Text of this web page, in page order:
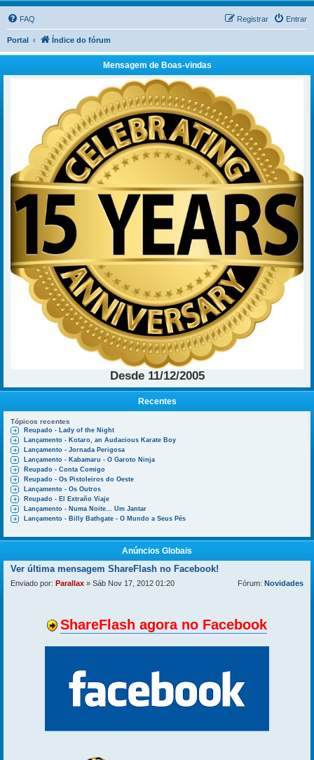
FAQ Entrar
Registrar
Portal Índice do fórum
Mensagem de Boas-vindas
Desde 11/12/2005
Recentes
Tópicos recentes
Reupado - Lady of the Night
Lançamento - Kotaro, an Audacious Karate Boy
Lançamento - Jornada Perigosa
Lançamento - Kabamaru - O Garoto Ninja
Reupado - Conta Comigo
Reupado - Os Pistoleiros do Oeste
Lançamento - Os Outros
Reupado - El Extraño Viaje
Lançamento - Numa Noite... Um Jantar
Lançamento - Billy Bathgate - O Mundo a Seus Pés
Anúncios Globais
Ver última mensagem ShareFlash no Facebook!
Enviado por: Parallax » Sáb Nov 17, 2012 01:20 Fórum: Novidades
ShareFlash agora no Facebook